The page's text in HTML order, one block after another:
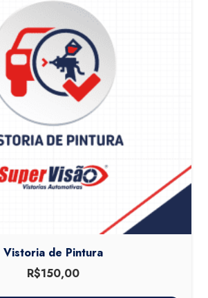
Vistoria de Pintura
R$150,00